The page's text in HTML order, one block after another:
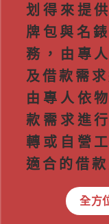
划得來提
牌包與名
務，由專
及借款需
由專人依
款需求進
轉或自營
適合的借
全方